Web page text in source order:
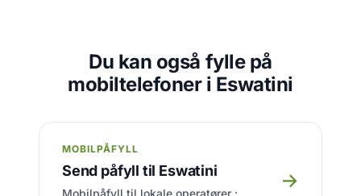
Du kan også fylle på
mobiltelefoner i Eswatini
MOBILPÅFYLL
Send påfyll til Eswatini
Mobilpåfyll til lokale operatører :
→